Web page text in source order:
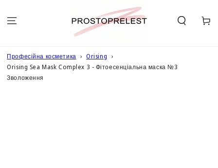
Кошик
Професійна косметика
Orising
Orising Sea Mask Complex 3 - Фітоесенціальна маска №3
Зволоження